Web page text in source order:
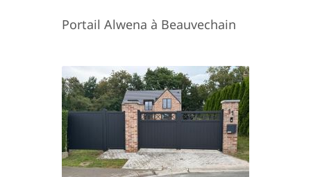
Portail Alwena à Beauvechain